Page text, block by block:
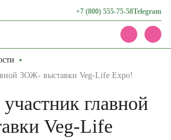
+7 (800) 555-75-58Telegram
Каталог
Акции
О нас
Контакты
ЗОЖ- выставки Veg-Life Expo!
главной
Veg-Life